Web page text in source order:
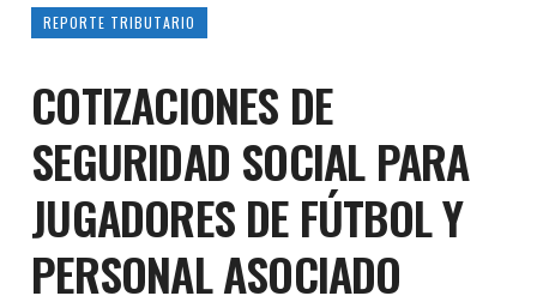
REPORTE TRIBUTARIO
COTIZACIONES DE
SEGURIDAD SOCIAL PARA
JUGADORES DE FÚTBOL Y
PERSONAL ASOCIADO